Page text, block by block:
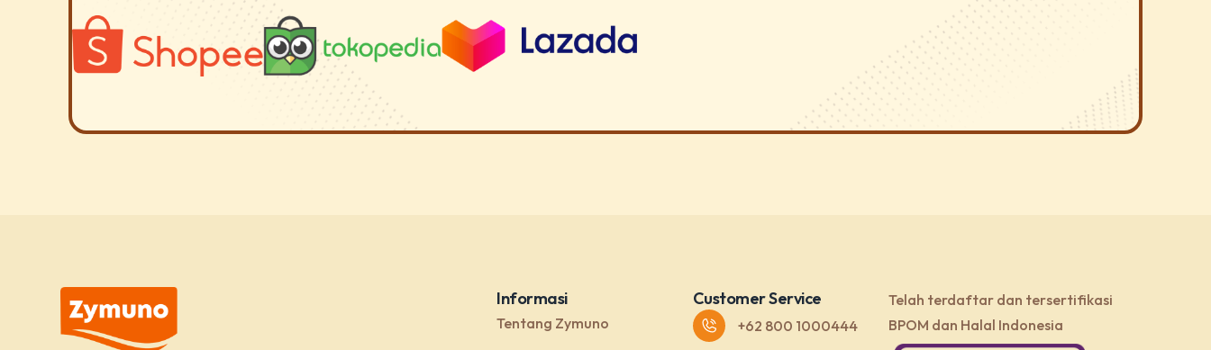
Informasi
Tentang Zymuno
Customer Service
+62 800 1000444
Telah terdaftar dan tersertifikasi
BPOM dan Halal Indonesia